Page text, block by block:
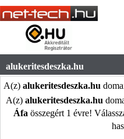
alukeritesdeszka.hu
A(z) alukeritesdeszka.hu
A(z) alukeritesdeszka.hu
Áfa összegért 1 évre!